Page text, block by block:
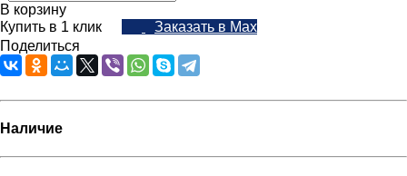
В корзину
Купить в 1 клик
Заказать в Max
Поделиться
Наличие